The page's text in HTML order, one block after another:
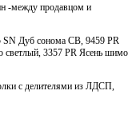
-между продавцом и
SN Дуб сонома СВ, 9459 PR
светлый, 3357 PR Ясень шимо
с делителями из ЛДСП,